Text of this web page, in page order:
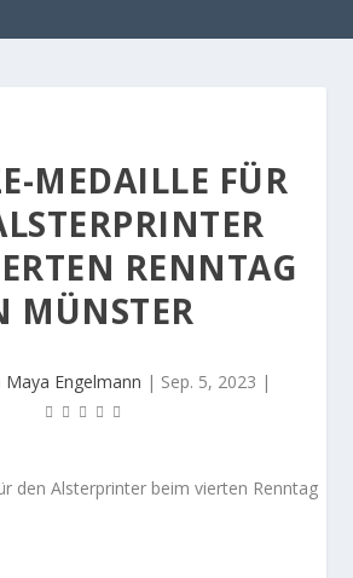
MEDAILLE FÜR
RENNTAG
MÜNSTER
Maya Engelmann | Sep. 5, 2023 |